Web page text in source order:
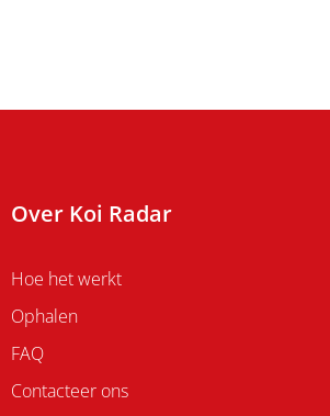
Over Koi Radar
Hoe het werkt
Ophalen
FAQ
Contacteer ons